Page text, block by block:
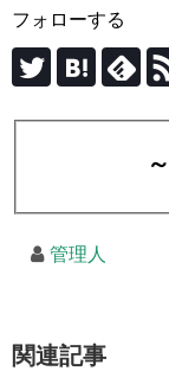
フォローする
～
管理人
関連記事